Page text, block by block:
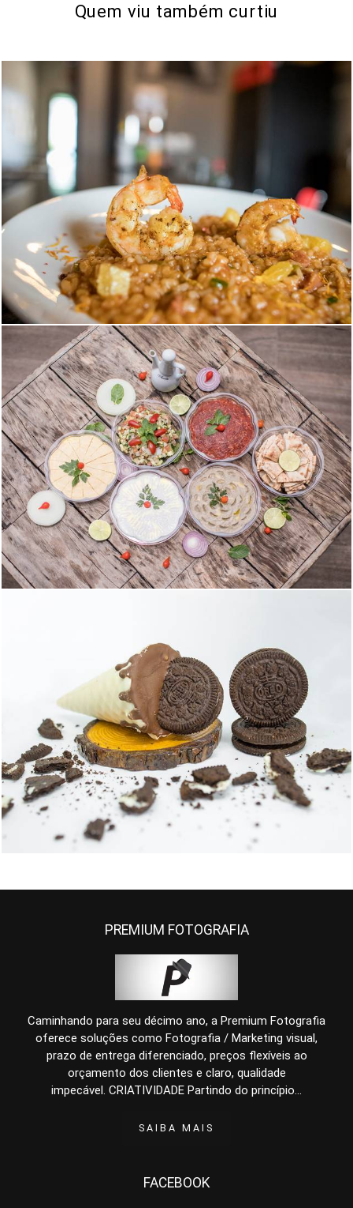
Quem viu também curtiu
1724 0
1767 47
1294 0
PREMIUM FOTOGRAFIA
Caminhando para seu décimo ano, a Premium Fotografia
oferece soluções como Fotografia / Marketing visual,
prazo de entrega diferenciado, preços flexíveis ao
orçamento dos clientes e claro, qualidade
impecável. CRIATIVIDADE Partindo do princípio...
SAIBA MAIS
FACEBOOK